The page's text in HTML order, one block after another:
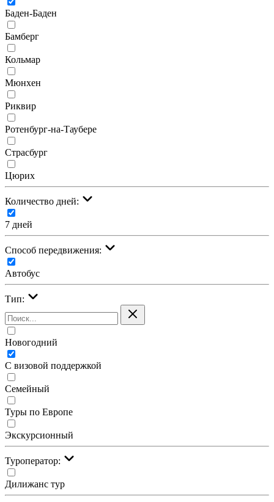
Баден-Баден
Бамберг
Кольмар
Мюнхен
Риквир
Ротенбург-на-Таубере
Страсбург
Цюрих
Количество дней:
7 дней
Cпособ передвижения:
Автобус
Тип:
Новогодний
С визовой поддержкой
Семейный
Туры по Европе
Экскурсионный
Туроператор:
Дилижанс тур